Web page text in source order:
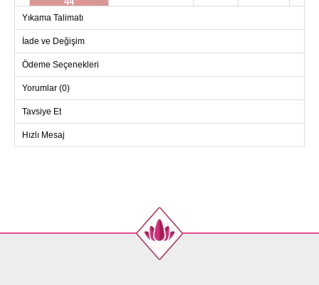
46
48
Yıkama Talimatı
İade ve Değişim
Ödeme Seçenekleri
Yorumlar (0)
Tavsiye Et
Hızlı Mesaj